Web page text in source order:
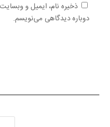
ذخیره نام، ایمیل و
دوباره دیدگاهی می‌نویسم.